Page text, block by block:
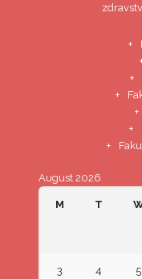
August 2026
M T
3 4 5